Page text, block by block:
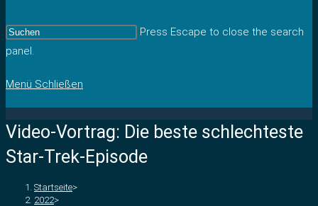
Press Escape to close the search
panel.
Menü Schließen
Video-Vortrag: Die beste schlechteste
Star-Trek-Episode
Startseite>
2022>